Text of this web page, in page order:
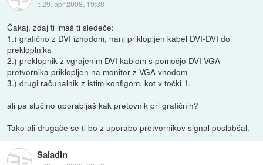
::29. apr 2008, 19:38
Čakaj, zdaj ti imaš ti sledeče:
1.) grafično z DVI izhodom, nanj priklopljen kabel DVI-DVI do
prekloplnika
2.) preklopnik z vgrajenim DVI kablom s pomočjo DVI-VGA
pretvornika priklopljen na monitor z VGA vhodom
3.) drugi računalnik z istim konfigom, kot v točki 1.
ali pa slučjno uporabljaš kak pretovnik pri grafičnih?
Tako ali drugače se ti bo z uporabo pretvornikov signal poslabšal.
Saladin